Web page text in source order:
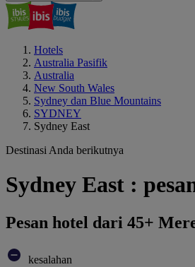
Hotels
Australia Pasifik
Australia
New South Wales
Sydney dan Blue Mountains
SYDNEY
Sydney East
Destinasi Anda berikutnya
Sydney East :
Pesan hotel dari 45+
kesalahan